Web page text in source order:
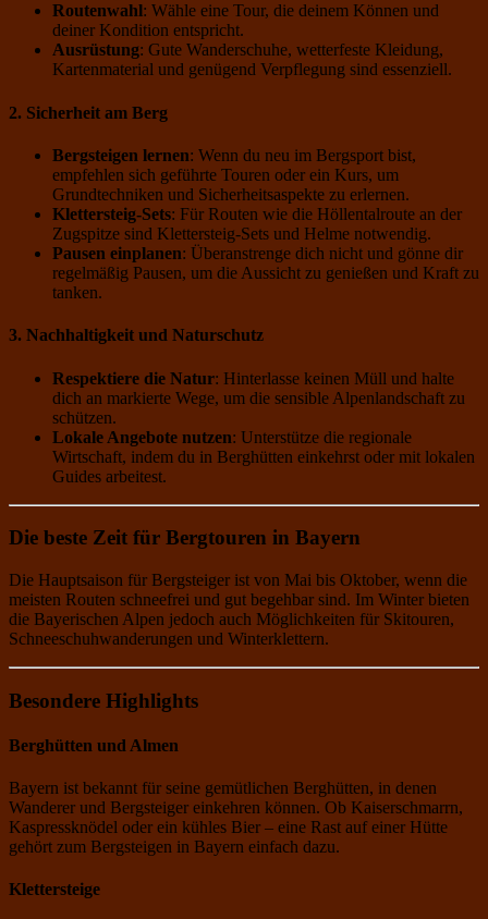
Routenwahl: Wähle eine Tour, die deinem Können und
deiner Kondition entspricht.
Ausrüstung: Gute Wanderschuhe, wetterfeste Kleidung,
Kartenmaterial und genügend Verpflegung sind essenziell.
2. Sicherheit am Berg
Bergsteigen lernen: Wenn du neu im Bergsport bist,
empfehlen sich geführte Touren oder ein Kurs, um
Grundtechniken und Sicherheitsaspekte zu erlernen.
Klettersteig-Sets: Für Routen wie die Höllentalroute an der
Zugspitze sind Klettersteig-Sets und Helme notwendig.
Pausen einplanen: Überanstrenge dich nicht und gönne dir
regelmäßig Pausen, um die Aussicht zu genießen und Kraft zu
tanken.
3. Nachhaltigkeit und Naturschutz
Respektiere die Natur: Hinterlasse keinen Müll und halte
dich an markierte Wege, um die sensible Alpenlandschaft zu
schützen.
Lokale Angebote nutzen: Unterstütze die regionale
Wirtschaft, indem du in Berghütten einkehrst oder mit lokalen
Guides arbeitest.
Die beste Zeit für Bergtouren in Bayern
Die Hauptsaison für Bergsteiger ist von Mai bis Oktober, wenn die
meisten Routen schneefrei und gut begehbar sind. Im Winter bieten
die Bayerischen Alpen jedoch auch Möglichkeiten für Skitouren,
Schneeschuhwanderungen und Winterklettern.
Besondere Highlights
Berghütten und Almen
Bayern ist bekannt für seine gemütlichen Berghütten, in denen
Wanderer und Bergsteiger einkehren können. Ob Kaiserschmarrn,
Kaspressknödel oder ein kühles Bier – eine Rast auf einer Hütte
gehört zum Bergsteigen in Bayern einfach dazu.
Klettersteige